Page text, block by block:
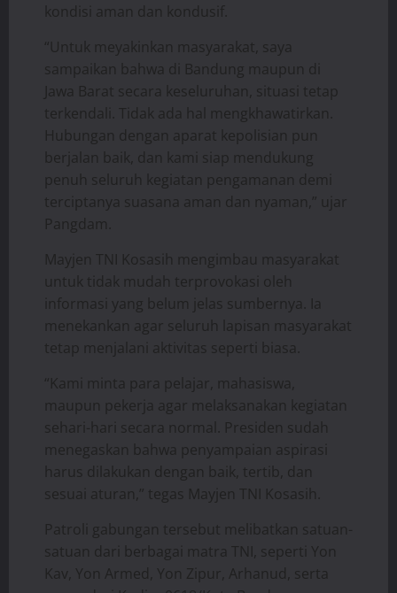
kondisi aman dan kondusif.
“Untuk meyakinkan masyarakat, saya
sampaikan bahwa di Bandung maupun di
Jawa Barat secara keseluruhan, situasi tetap
terkendali. Tidak ada hal mengkhawatirkan.
Hubungan dengan aparat kepolisian pun
berjalan baik, dan kami siap mendukung
penuh seluruh kegiatan pengamanan demi
terciptanya suasana aman dan nyaman,” ujar
Pangdam.
Mayjen TNI Kosasih mengimbau masyarakat
untuk tidak mudah terprovokasi oleh
informasi yang belum jelas sumbernya. Ia
menekankan agar seluruh lapisan masyarakat
tetap menjalani aktivitas seperti biasa.
“Kami minta para pelajar, mahasiswa,
maupun pekerja agar melaksanakan kegiatan
sehari-hari secara normal. Presiden sudah
menegaskan bahwa penyampaian aspirasi
harus dilakukan dengan baik, tertib, dan
sesuai aturan,” tegas Mayjen TNI Kosasih.
Patroli gabungan tersebut melibatkan satuan-
satuan dari berbagai matra TNI, seperti Yon
Kav, Yon Armed, Yon Zipur, Arhanud, serta